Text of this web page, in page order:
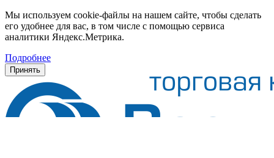
Мы используем cookie-файлы на нашем сайте, чтобы сделать
его удобнее для вас, в том числе с помощью сервиса
аналитики Яндекс.Метрика.
Подробнее
Принять